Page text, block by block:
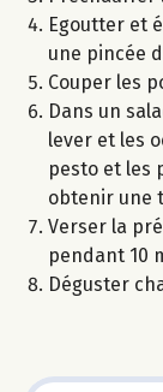
Egoutter et
une pincée
Couper les
Dans un
lever et les
pesto et les
obtenir une
Verser la
pendant 10
Déguster